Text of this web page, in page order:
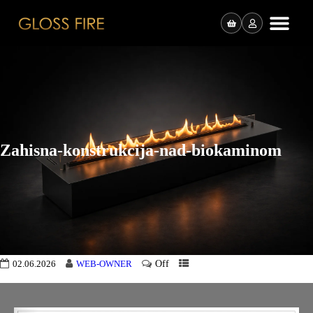
Zahisna-konstrukcija-nad-biokaminom
02.06.2026 WEB-OWNER Off